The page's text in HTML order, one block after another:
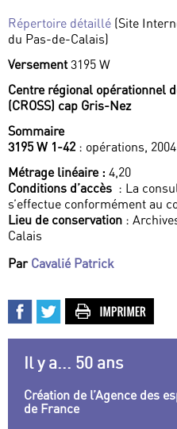
Répertoire détaillé (Site
du Pas-de-Calais)
Versement3195 W
Centre régional opérationnel
(CROSS) cap Gris-Nez
Sommaire
3195 W 1-42 : opérations,
Métrage linéaire : 4,20
Conditions d’accès : La
s’effectue conformément au
Lieu de conservation :
Calais
Par Cavalié Patrick
Il y a... 50 ans
Création de l’Agence des
de France